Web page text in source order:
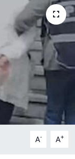
A- A+